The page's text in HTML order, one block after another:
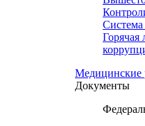
Горячая
Медицинские
Документы